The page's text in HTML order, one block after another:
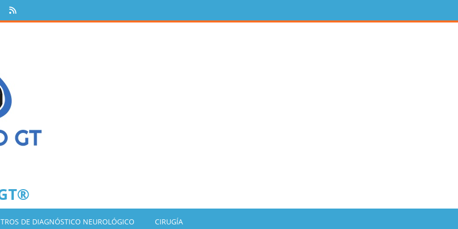
DE DIAGNÓSTICO NEUROLÓGICO CIRUGÍA